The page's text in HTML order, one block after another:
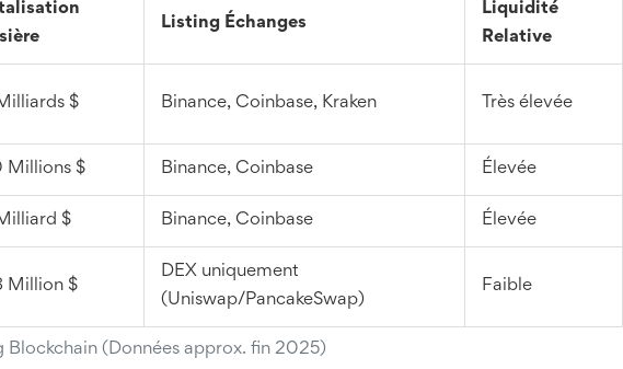
Blockchain (Données approx. fin 2025)
Listing Échanges
Liquidité
Relative
$ Binance, Coinbase, Kraken Très élevée
Millions $ Binance, Coinbase Élevée
$ Binance, Coinbase Élevée
Million $
DEX uniquement
(Uniswap/PancakeSwap)
Faible